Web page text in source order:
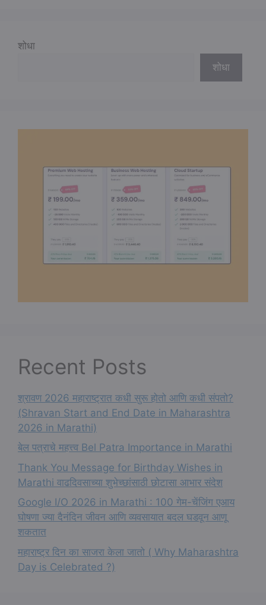
शोधा
शोधा
Recent Posts
श्रावण 2026 महाराष्ट्रात कधी सुरू होतो आणि कधी संपतो?
(Shravan Start and End Date in Maharashtra
2026 in Marathi)
बेल पत्राचे महत्त्व Bel Patra Importance in Marathi
Thank You Message for Birthday Wishes in
Marathi वाढदिवसाच्या शुभेच्छांसाठी छोटासा आभार संदेश
Google I/O 2026 in Marathi : 100 गेम-चेंजिंग एआय
घोषणा ज्या दैनंदिन जीवन आणि व्यवसायात बदल घडवून आणू
शकतात
महाराष्ट्र दिन का साजरा केला जातो ( Why Maharashtra
Day is Celebrated ?)